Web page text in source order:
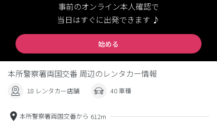
事前のオンライン本人確認で
当日はすぐに出発できます ♪
始める
本所警察署両国交番 周辺のレンタカー情報
18 レンタカー店舗 40 車種
本所警察署両国交番から 612m